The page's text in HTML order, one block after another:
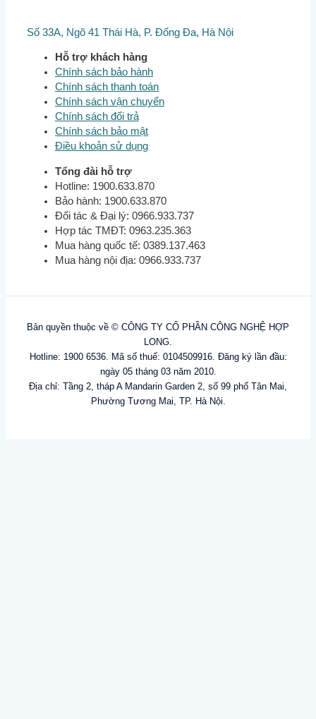
Số 33A, Ngõ 41 Thái Hà, P. Đống Đa, Hà Nội
Hỗ trợ khách hàng
Chính sách bảo hành
Chính sách thanh toán
Chính sách vận chuyển
Chính sách đổi trả
Chính sách bảo mật
Điều khoản sử dụng
Tổng đài hỗ trợ
Hotline: 1900.633.870
Bảo hành: 1900.633.870
Đối tác & Đại lý: 0966.933.737
Hợp tác TMĐT: 0963.235.363
Mua hàng quốc tế: 0389.137.463
Mua hàng nội địa: 0966.933.737
Bản quyền thuộc về © CÔNG TY CỔ PHẦN CÔNG NGHỆ HỢP
LONG.
Hotline: 1900 6536. Mã số thuế: 0104509916. Đăng ký lần đầu:
ngày 05 tháng 03 năm 2010.
Địa chỉ: Tầng 2, tháp A Mandarin Garden 2, số 99 phố Tân Mai,
Phường Tương Mai, TP. Hà Nội.